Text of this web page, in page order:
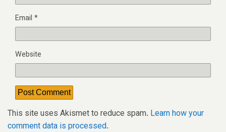
Email *
Website
This site uses Akismet to reduce spam. Learn how your
comment data is processed.